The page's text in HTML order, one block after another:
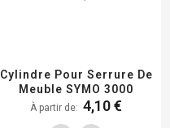
Cylindre Pour Serrure De
Meuble SYMO 3000
À partir de 4,10 €